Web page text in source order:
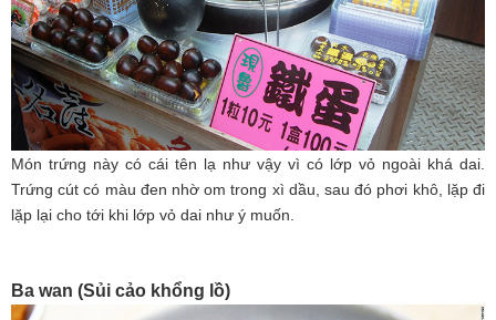
Món trứng này có cái tên lạ như vậy vì có lớp vỏ ngoài khá dai.
Trứng cút có màu đen nhờ om trong xì dầu, sau đó phơi khô, lặp đi
lặp lại cho tới khi lớp vỏ dai như ý muốn.
Ba wan (Sủi cảo khổng lồ)